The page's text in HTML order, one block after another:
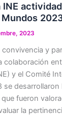
INE
2023
y
colaboración
y el Comité
se desarrollaron
fueron
la